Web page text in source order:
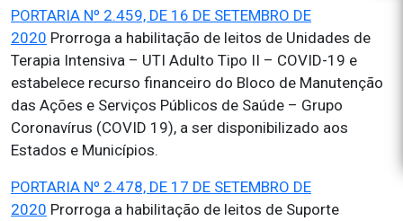
PORTARIA Nº 2.459, DE 16 DE SETEMBRO DE
2020 Prorroga a habilitação de leitos de Unidades de
Terapia Intensiva – UTI Adulto Tipo II – COVID-19 e
estabelece recurso financeiro do Bloco de Manutenção
das Ações e Serviços Públicos de Saúde – Grupo
Coronavírus (COVID 19), a ser disponibilizado aos
Estados e Municípios.
PORTARIA Nº 2.478, DE 17 DE SETEMBRO DE
2020 Prorroga a habilitação de leitos de Suporte